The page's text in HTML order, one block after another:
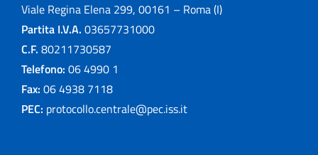
Viale Regina Elena 299, 00161 – Roma (I)
Partita I.V.A. 03657731000
C.F. 80211730587
Telefono: 06 4990 1
Fax: 06 4938 7118
PEC: protocollo.centrale@pec.iss.it